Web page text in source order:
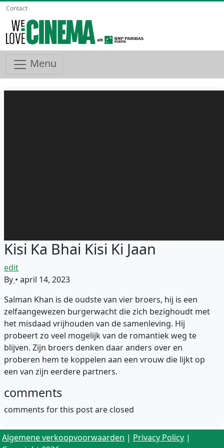
Contact
Menu
Kisi Ka Bhai Kisi Ki Jaan
edit
By • april 14, 2023
Salman Khan is de oudste van vier broers, hij is een
zelfaangewezen burgerwacht die zich bezighoudt met
het misdaad vrijhouden van de samenleving. Hij
probeert zo veel mogelijk van de romantiek weg te
blijven. Zijn broers denken daar anders over en
proberen hem te koppelen aan een vrouw die lijkt op
een van zijn eerdere partners.
comments
comments for this post are closed
Algemene verkoopvoorwaarden | Privacy Policy |